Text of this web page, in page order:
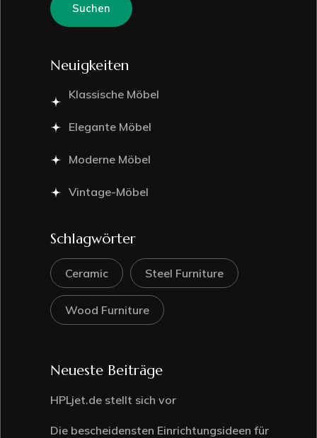
Suchen
Neuigkeiten
Klassische Möbel
Elegante Möbel
Moderne Möbel
Vintage-Möbel
Schlagwörter
Ceramic Steel Furniture
Wood Furniture
Neueste Beiträge
HPLjet.de stellt sich vor
Die bescheidensten Einrichtungsideen für